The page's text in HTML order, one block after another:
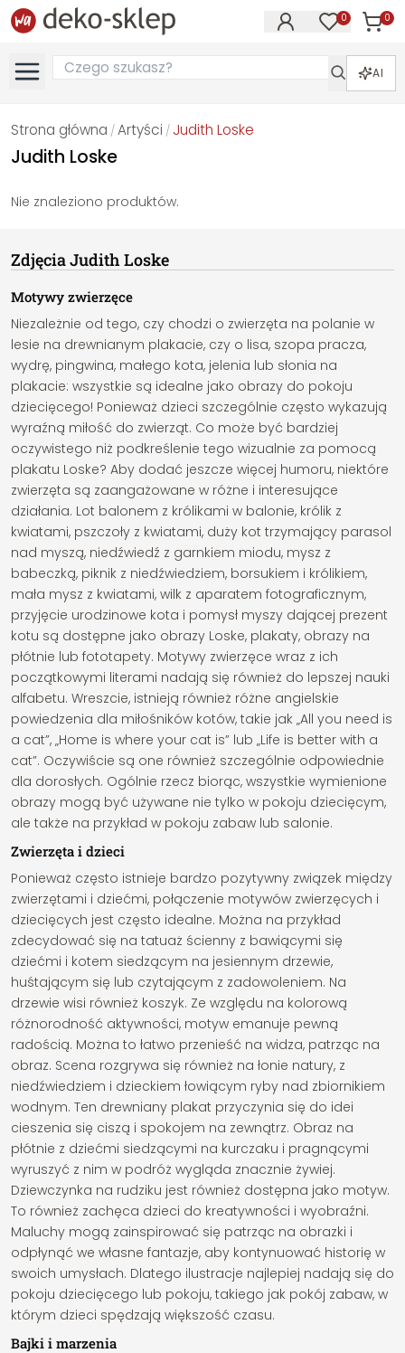
0 0
AI
Strona główna /Artyści / Judith Loske
Judith Loske
Nie znaleziono produktów.
Zdjęcia Judith Loske
Motywy zwierzęce
Niezależnie od tego, czy chodzi o zwierzęta na polanie w
lesie na drewnianym plakacie, czy o lisa, szopa pracza,
wydrę, pingwina, małego kota, jelenia lub słonia na
plakacie: wszystkie są idealne jako obrazy do pokoju
dziecięcego! Ponieważ dzieci szczególnie często wykazują
wyraźną miłość do zwierząt. Co może być bardziej
oczywistego niż podkreślenie tego wizualnie za pomocą
plakatu Loske? Aby dodać jeszcze więcej humoru, niektóre
zwierzęta są zaangażowane w różne i interesujące
działania. Lot balonem z królikami w balonie, królik z
kwiatami, pszczoły z kwiatami, duży kot trzymający parasol
nad myszą, niedźwiedź z garnkiem miodu, mysz z
babeczką, piknik z niedźwiedziem, borsukiem i królikiem,
mała mysz z kwiatami, wilk z aparatem fotograficznym,
przyjęcie urodzinowe kota i pomysł myszy dającej prezent
kotu są dostępne jako obrazy Loske, plakaty, obrazy na
płótnie lub fototapety. Motywy zwierzęce wraz z ich
początkowymi literami nadają się również do lepszej nauki
alfabetu. Wreszcie, istnieją również różne angielskie
powiedzenia dla miłośników kotów, takie jak „All you need is
a cat”, „Home is where your cat is” lub „Life is better with a
cat”. Oczywiście są one również szczególnie odpowiednie
dla dorosłych. Ogólnie rzecz biorąc, wszystkie wymienione
obrazy mogą być używane nie tylko w pokoju dziecięcym,
ale także na przykład w pokoju zabaw lub salonie.
Zwierzęta i dzieci
Ponieważ często istnieje bardzo pozytywny związek między
zwierzętami i dziećmi, połączenie motywów zwierzęcych i
dziecięcych jest często idealne. Można na przykład
zdecydować się na tatuaż ścienny z bawiącymi się
dziećmi i kotem siedzącym na jesiennym drzewie,
huśtającym się lub czytającym z zadowoleniem. Na
drzewie wisi również koszyk. Ze względu na kolorową
różnorodność aktywności, motyw emanuje pewną
radością. Można to łatwo przenieść na widza, patrząc na
obraz. Scena rozgrywa się również na łonie natury, z
niedźwiedziem i dzieckiem łowiącym ryby nad zbiornikiem
wodnym. Ten drewniany plakat przyczynia się do idei
cieszenia się ciszą i spokojem na zewnątrz. Obraz na
płótnie z dziećmi siedzącymi na kurczaku i pragnącymi
wyruszyć z nim w podróż wygląda znacznie żywiej.
Dziewczynka na rudziku jest również dostępna jako motyw.
To również zachęca dzieci do kreatywności i wyobraźni.
Maluchy mogą zainspirować się patrząc na obrazki i
odpłynąć we własne fantazje, aby kontynuować historię w
swoich umysłach. Dlatego ilustracje najlepiej nadają się do
pokoju dziecięcego lub pokoju, takiego jak pokój zabaw, w
którym dzieci spędzają większość czasu.
Bajki i marzenia